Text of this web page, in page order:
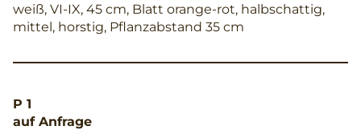
weiß, VI-IX, 45 cm, Blatt orange-rot, halbschattig,
mittel, horstig, Pflanzabstand 35 cm
P 1
auf Anfrage